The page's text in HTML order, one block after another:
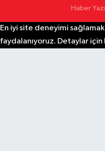
Haber
En iyi site deneyimi
faydalanıyoruz. Detaylar için